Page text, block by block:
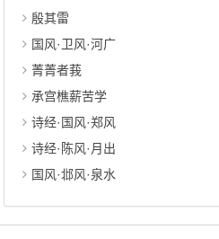
殷其雷
国风·卫风·河广
菁菁者莪
承宫樵薪苦学
诗经·国风·郑风
诗经·陈风·月出
国风·邶风·泉水